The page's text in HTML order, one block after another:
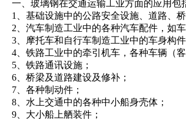
一、玻璃钢在交通运输工业方面的应用包
1、基础设施中的公路安全设施、道路、桥
2、汽车制造工业中的各种汽车配件，如
3、摩托车和自行车制造工业中的车身构件
4、铁路工业中的牵引机车，各种车辆（
5、铁路通讯设施；
6、桥梁及道路建设及修补；
7、各种制动件；
8、水上交通中的各种中小船身壳体；
9、大小船上舾装件；